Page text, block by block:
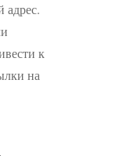
к
на